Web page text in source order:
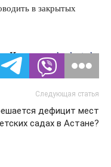
в закрытых
Источник: kazlenta.kz
Следующая статья
дефицит мест
садах в Астане?